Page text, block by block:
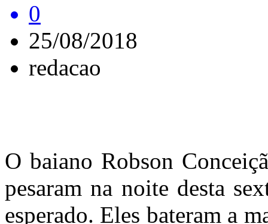
0
25/08/2018
redacao
O baiano Robson
pesaram na noite desta
esperado. Eles bateram a